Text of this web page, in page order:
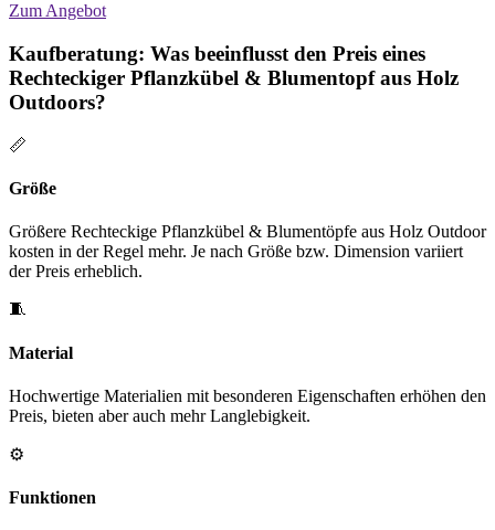
Zum Angebot
Kaufberatung: Was beeinflusst den Preis eines
Rechteckiger Pflanzkübel & Blumentopf aus Holz
Outdoors?
📏
Größe
Größere Rechteckige Pflanzkübel & Blumentöpfe aus Holz Outdoor
kosten in der Regel mehr. Je nach Größe bzw. Dimension variiert
der Preis erheblich.
🧵
Material
Hochwertige Materialien mit besonderen Eigenschaften erhöhen den
Preis, bieten aber auch mehr Langlebigkeit.
⚙️
Funktionen